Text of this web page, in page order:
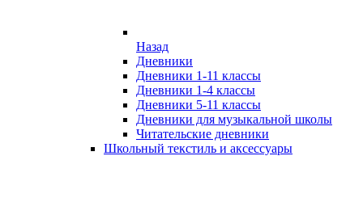
Назад
Дневники
Дневники 1-11 классы
Дневники 1-4 классы
Дневники 5-11 классы
Дневники для музыкальной школы
Читательские дневники
Школьный текстиль и аксессуары